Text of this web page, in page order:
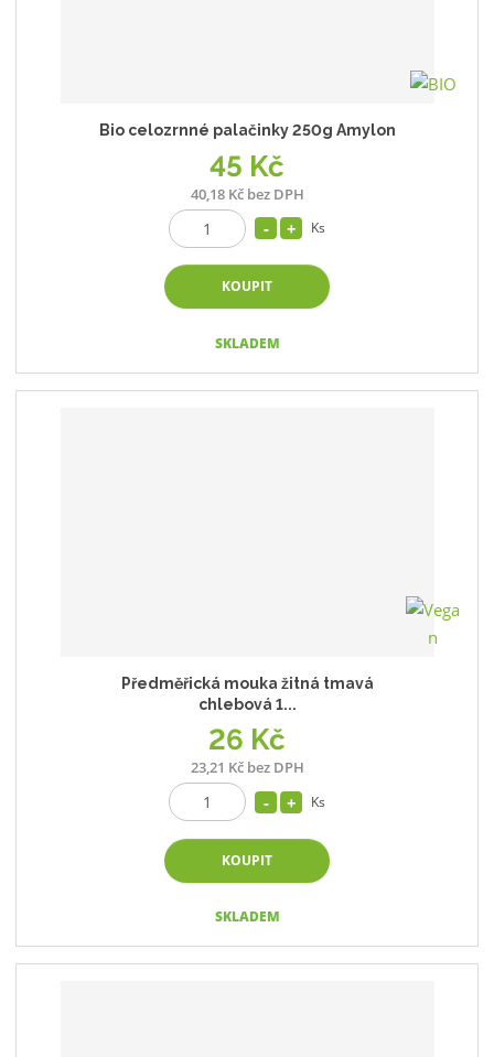
Bio celozrnné palačinky 250g Amylon
45 Kč
40,18 Kč bez DPH
Ks
KOUPIT
SKLADEM
Předměřická mouka žitná tmavá
chlebová 1...
26 Kč
23,21 Kč bez DPH
Ks
KOUPIT
SKLADEM